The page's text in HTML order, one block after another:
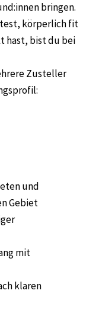
bringen.
körperlich fit
hast, bist du bei
Zusteller
und
Gebiet
mit
klaren